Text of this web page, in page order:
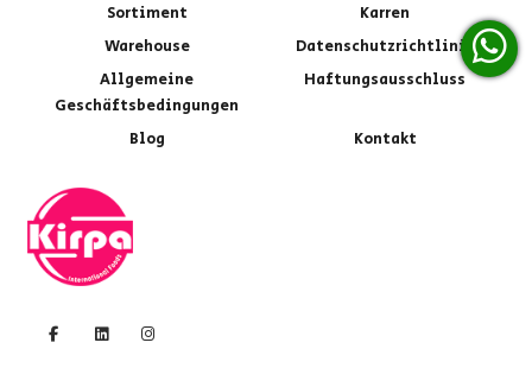
Sortiment
Karren
Warehouse
Datenschutzrichtlinie
Allgemeine
Geschäftsbedingungen
Haftungsausschluss
Blog Kontakt